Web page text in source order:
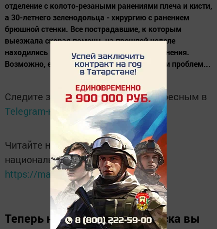
отделение с колото-резаными ранениями плеча и кисти,
а 30-летнего зеленодольца - хирургию с ранением
брюшной стенки. Все пострадавшие, к которым
выезжала скорая помощь на прошлой неделе
находились в состоянии алкогольного опьянения.
Возможно, если бы они были трезвыми, то и проблем...
Следите за самым важным и интересным в
Telegram-канале
Татмедиа
Читайте новости Татарстана в
национальном мессенджере MАХ:
https://max.ru/tatmedia
Теперь новости Зеленодольска вы